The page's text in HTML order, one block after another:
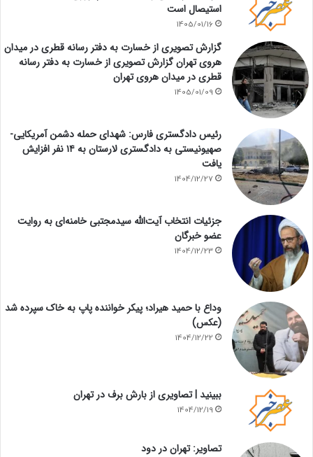
استیصال است
1405/01/16
گزارش تصویری از خسارت به دفتر رسانه قطری در میدان
هروی تهران گزارش تصویری از خسارت به دفتر رسانه
قطری در میدان هروی تهران
1405/01/09
رئیس دادگستری فارس: شهدای حمله دشمن آمریکایی-
صهیونیستی به دادگستری لارستان به ۱۴ نفر افزایش
یافت
1404/12/27
جزئیات انتخاب آیت‌الله سیدمجتبی خامنه‌ای به روایت
عضو خبرگان
1404/12/23
وداع با حمید هیراد؛ پیکر خواننده پاپ به خاک سپرده شد
(عکس)
1404/12/22
ببینید | تصاویری از بارش برف در تهران
1404/12/19
تصاویر: تهران در دود